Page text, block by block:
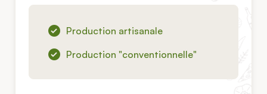
Production artisanale
Production "conventionnelle"